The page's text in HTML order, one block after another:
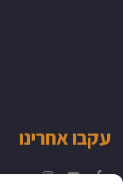
עקבו אחרינו